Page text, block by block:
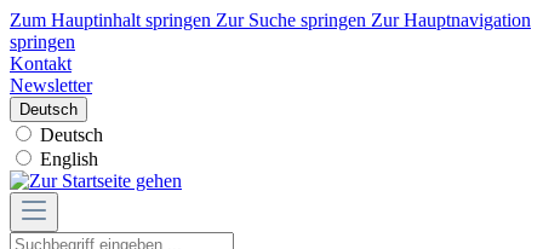
Zum Hauptinhalt springen Zur Suche springen Zur Hauptnavigation
springen
Kontakt
Newsletter
Deutsch
Deutsch
English